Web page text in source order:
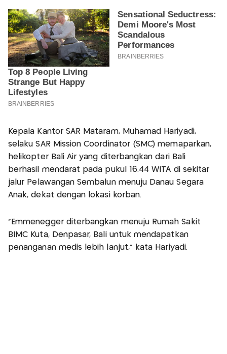
Kepala Kantor SAR Mataram, Muhamad Hariyadi,
selaku SAR Mission Coordinator (SMC) memaparkan,
helikopter Bali Air yang diterbangkan dari Bali
berhasil mendarat pada pukul 16.44 WITA di sekitar
jalur Pelawangan Sembalun menuju Danau Segara
Anak, dekat dengan lokasi korban.
“Emmenegger diterbangkan menuju Rumah Sakit
BIMC Kuta, Denpasar, Bali untuk mendapatkan
penanganan medis lebih lanjut,” kata Hariyadi.